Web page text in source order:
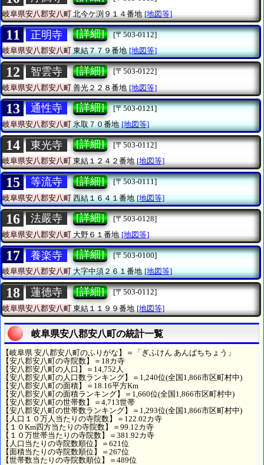
岐阜県安八郡安八町 北今ケ渕９１４番地 [地図等]
11 正明寺 [詳細]
[〒503-0112]
岐阜県安八郡安八町東結７７９番地 [地図等]
12 智雲寺 [詳細]
[〒503-0122]
岐阜県安八郡安八町 善光２２８番地 [地図等]
13 通性寺 [詳細]
[〒503-0121]
岐阜県安八郡安八町氷取７０番地 [地図等]
14 東光寺 [詳細]
[〒503-0112]
岐阜県安八郡安八町東結１２４２番地 [地図等]
15 等流寺 [詳細]
[〒503-0111]
岐阜県安八郡安八町西結１６４１番地 [地図等]
16 法嚴寺 [詳細]
[〒503-0128]
岐阜県安八郡安八町 大野６１番地 [地図等]
17 養楽寺 [詳細]
[〒503-0100]
岐阜県安八郡安八町大字中須２６１番地 [地図等]
18 蓮德寺 [詳細]
[〒503-0112]
岐阜県安八郡安八町 東結１１９９番地 [地図等]
岐阜県安八郡安八町の統計一覧
【岐阜県 安八郡安八町のふりがな】＝「ぎふけん あんぱちちょう」
【安八郡安八町の寺院数】＝18カ寺
【安八郡安八町の人口】＝14,752人
【安八郡安八町の人口数ランキング】＝1,240位(全国1,866市区町村中)
【安八郡安八町の面積】＝18.16平方Km
【安八郡安八町の面積ランキング】＝1,660位(全国1,866市区町村中)
【安八郡安八町の世帯数】＝4,713世帯
【安八郡安八町の世帯数ランキング】＝1,293位(全国1,866市区町村中)
【人口１０万人当たりの寺院数】＝122.02カ寺
【１０Km四方当たりの寺院数】＝99.12カ寺
【１０万世帯当たりの寺院数】＝381.92カ寺
【人口当たりの寺院数順位】＝621位
【面積当たりの寺院数順位】＝267位
【世帯数当たりの寺院数順位】＝489位